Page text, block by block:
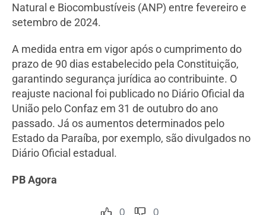
Natural e Biocombustíveis (ANP) entre fevereiro e
setembro de 2024.
A medida entra em vigor após o cumprimento do
prazo de 90 dias estabelecido pela Constituição,
garantindo segurança jurídica ao contribuinte. O
reajuste nacional foi publicado no Diário Oficial da
União pelo Confaz em 31 de outubro do ano
passado. Já os aumentos determinados pelo
Estado da Paraíba, por exemplo, são divulgados no
Diário Oficial estadual.
PB Agora
0 0